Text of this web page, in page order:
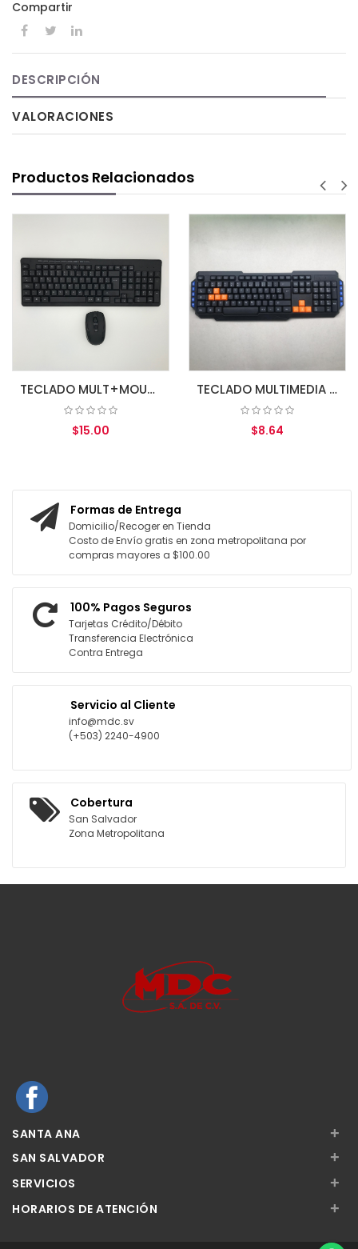
Compartir
DESCRIPCIÓN
VALORACIONES
Productos Relacionados
TECLADO MULT+MOUSE WIRELESS COMBO 2.4GHZ MDC-401W+200W
$15.00
TECLADO MULTIMEDIA USB MDC-KB304
$8.64
Formas de Entrega
Domicilio/Recoger en Tienda
Costo de Envío gratis en zona metropolitana por
compras mayores a $100.00
100% Pagos Seguros
Tarjetas Crédito/Débito
Transferencia Electrónica
Contra Entrega
Servicio al Cliente
info@mdc.sv
(+503) 2240-4900
Cobertura
San Salvador
Zona Metropolitana
SANTA ANA +
SAN SALVADOR +
SERVICIOS +
HORARIOS DE ATENCIÓN +